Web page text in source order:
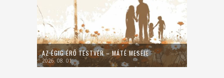
AZ ÉGIG ÉRŐ TESTVÉR – MÁTÉ MESÉJE
2026. 08. 01.